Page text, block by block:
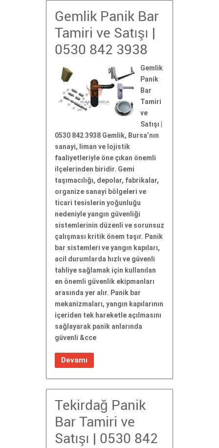
Gemlik Panik Bar
Tamiri ve Satışı |
0530 842 3938
Gemlik
Panik
Bar
Tamiri
ve
Satışı |
0530 842 3938 Gemlik, Bursa’nın
sanayi, liman ve lojistik
faaliyetleriyle öne çıkan önemli
ilçelerinden biridir. Gemi
taşımacılığı, depolar, fabrikalar,
organize sanayi bölgeleri ve
ticari tesislerin yoğunluğu
nedeniyle yangın güvenliği
sistemlerinin düzenli ve sorunsuz
çalışması kritik önem taşır. Panik
bar sistemleri ve yangın kapıları,
acil durumlarda hızlı ve güvenli
tahliye sağlamak için kullanılan
en önemli güvenlik ekipmanları
arasında yer alır. Panik bar
mekanizmaları, yangın kapılarının
içeriden tek hareketle açılmasını
sağlayarak panik anlarında
güvenli &cce
Devamı
Tekirdağ Panik
Bar Tamiri ve
Satışı | 0530 842